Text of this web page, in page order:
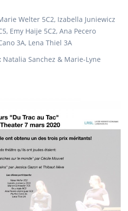
Welter 5C2, Izabella Juniewicz
Emy Haije 5C2, Ana Pecero
3A, Lena Thiel 3A
Natalia Sanchez & Marie-Lyne